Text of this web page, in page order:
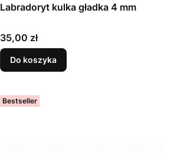
Labradoryt kulka gładka 4 mm
Cena
35,00 zł
Do koszyka
Bestseller